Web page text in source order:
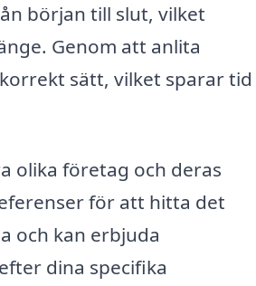
början till slut, vilket
Genom att anlita
sätt, vilket sparar tid
olika företag och deras
för att hitta det
och kan erbjuda
dina specifika